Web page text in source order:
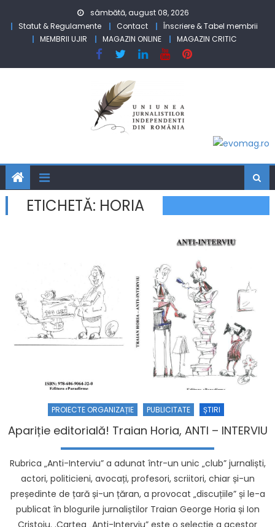
sâmbătă, august 08, 2026
Statut & Regulamente
Contact
Înscriere & Tabel membrii
MEMBRII UJIR
MAGAZIN ONLINE MAGAZIN CRITIC
ETICHETĂ: HORIA
PROIECTE ORGANIZAȚIE PUBLICITATE ȘTIRI
Apariție editorială! Traian Horia, ANTI – INTERVIU
Rubrica „Anti-Interviu” a adunat într-un unic „club” jurnaliști,
actori, politicieni, avocați, profesori, scriitori, chiar și-un
președinte de țară și-un țăran, a provocat „discuțiile” și le-a
publicat în blogurile jurnaliștilor Traian George Horia și Ion